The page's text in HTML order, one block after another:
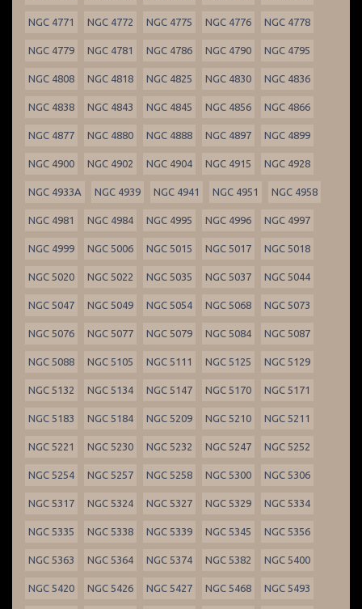
NGC 4771 NGC 4772 NGC 4775 NGC 4776 NGC 4778
NGC 4779 NGC 4781 NGC 4786 NGC 4790 NGC 4795
NGC 4808 NGC 4818 NGC 4825 NGC 4830 NGC 4836
NGC 4838 NGC 4843 NGC 4845 NGC 4856 NGC 4866
NGC 4877 NGC 4880 NGC 4888 NGC 4897 NGC 4899
NGC 4900 NGC 4902 NGC 4904 NGC 4915 NGC 4928
NGC 4933A NGC 4939 NGC 4941 NGC 4951 NGC 4958
NGC 4981 NGC 4984 NGC 4995 NGC 4996 NGC 4997
NGC 4999 NGC 5006 NGC 5015 NGC 5017 NGC 5018
NGC 5020 NGC 5022 NGC 5035 NGC 5037 NGC 5044
NGC 5047 NGC 5049 NGC 5054 NGC 5068 NGC 5073
NGC 5076 NGC 5077 NGC 5079 NGC 5084 NGC 5087
NGC 5088 NGC 5105 NGC 5111 NGC 5125 NGC 5129
NGC 5132 NGC 5134 NGC 5147 NGC 5170 NGC 5171
NGC 5183 NGC 5184 NGC 5209 NGC 5210 NGC 5211
NGC 5221 NGC 5230 NGC 5232 NGC 5247 NGC 5252
NGC 5254 NGC 5257 NGC 5258 NGC 5300 NGC 5306
NGC 5317 NGC 5324 NGC 5327 NGC 5329 NGC 5334
NGC 5335 NGC 5338 NGC 5339 NGC 5345 NGC 5356
NGC 5363 NGC 5364 NGC 5374 NGC 5382 NGC 5400
NGC 5420 NGC 5426 NGC 5427 NGC 5468 NGC 5493